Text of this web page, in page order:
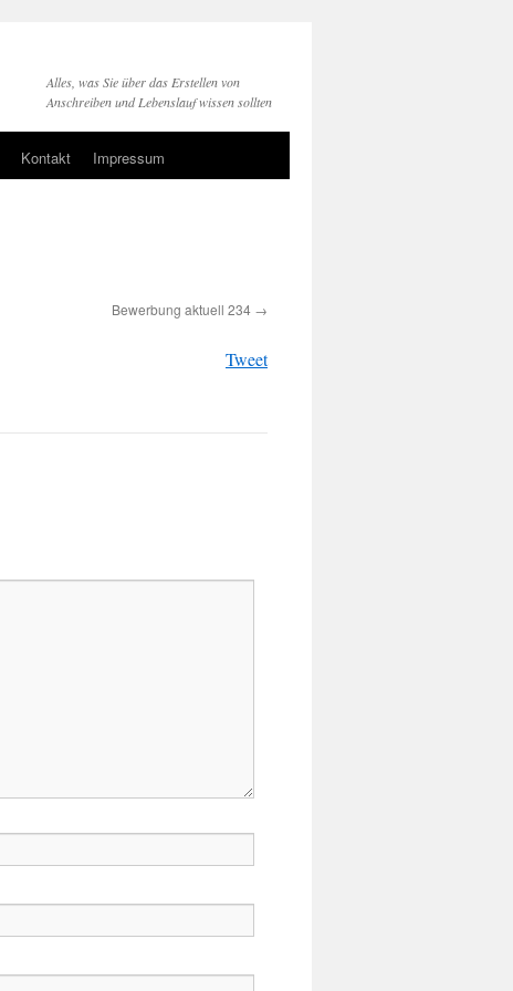
Alles, was Sie über das Erstellen von
Anschreiben und Lebenslauf wissen sollten
Kontakt Impressum
Bewerbung aktuell 234
Tweet